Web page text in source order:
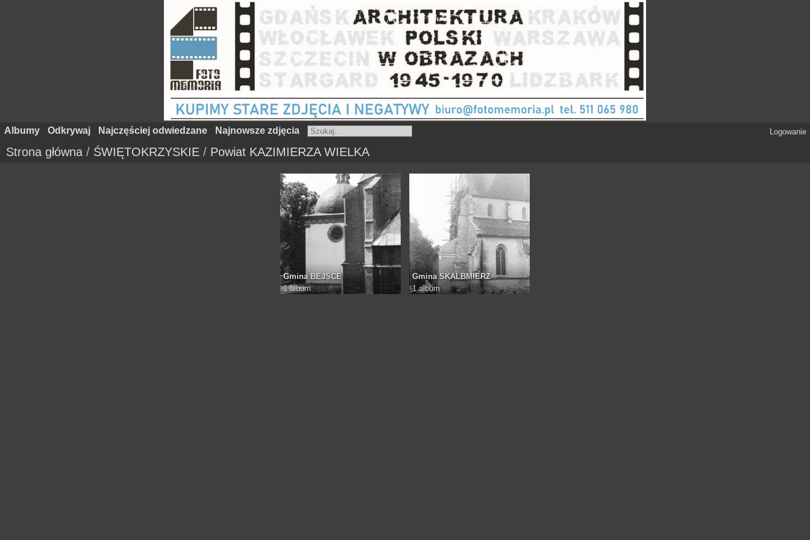
Albumy Odkrywaj Najczęściej odwiedzane Najnowsze zdjęcia Logowanie
Strona główna / ŚWIĘTOKRZYSKIE / Powiat KAZIMIERZA WIELKA
Gmina BEJSCE
1 album
Gmina SKALBMIERZ
1 album